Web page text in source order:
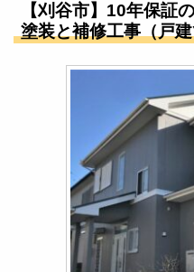
【刈谷市】10年保証
塗装と補修工事（戸建